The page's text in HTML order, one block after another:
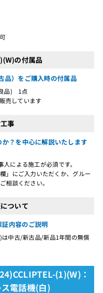
の付属品
）をご購入時の付属品
品) 1点
売しています
事
？を中心に解説いたします
による施工が必須です。
」にご入力いただくか、グルー
相談ください。
ついて
内容のご説明
中古/新古品/新品1年間の無償
(1)(W)：
電話機(白)